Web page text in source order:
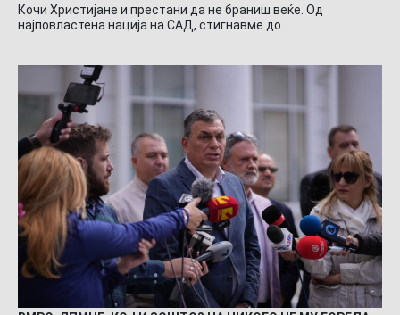
Кочи Христијане и престани да не браниш веќе. Од
најповластена нација на САД, стигнавме до…